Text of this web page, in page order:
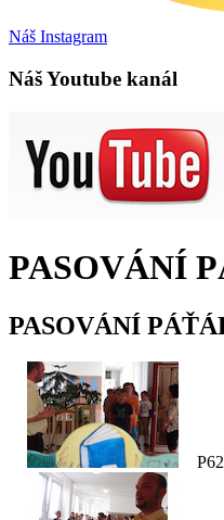
Náš Instagram
Náš Youtube kanál
PASOVÁNÍ
PASOVÁNÍ